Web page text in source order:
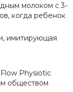
молоком с 3-
когда ребенок
имитирующая
Physiotic
обществом